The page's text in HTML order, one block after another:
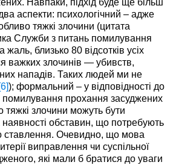
Навпаки, підхід буде ще більш
аспекти: психологічний – адже
тяжкі злочини (цитата
Служби з питань помилування
близько 80 відсотків усіх
важких злочинів — убивств,
нападів. Таких людей ми не
[6] ); формальний – у відповідності до
прохання засуджених
тяжкі злочини можуть бути
обставин, що потребують
ставлення. Очевидно, що мова
виправлення чи суспільної
які мали б братися до уваги